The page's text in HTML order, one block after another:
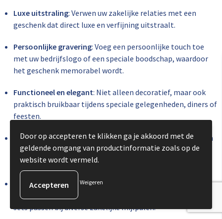
Luxe uitstraling: Verwen uw zakelijke relaties met een
geschenk dat direct luxe en verfijning uitstraalt.
Persoonlijke gravering: Voeg een persoonlijke touch toe
met uw bedrijfslogo of een speciale boodschap, waardoor
het geschenk memorabel wordt.
Functioneel en elegant: Niet alleen decoratief, maar ook
praktisch bruikbaar tijdens speciale gelegenheden, diners of
feesten.
Veelzijdige keuze: Van eenvoudige sets met een fles wijn en
glazen tot uitgebreidere opties met accessoires zoals
kurkentrekkers en stoppers.
Perfect voor elke gelegenheid
feestdagen of als blijk van waardering voor uw team, onze
sets passen bij diverse zakelijke mijlpalen.
Door op accepteren te klikken ga je akkoord met de
geldende omgang van productinformatie zoals op de
website wordt vermeld.
Weigeren